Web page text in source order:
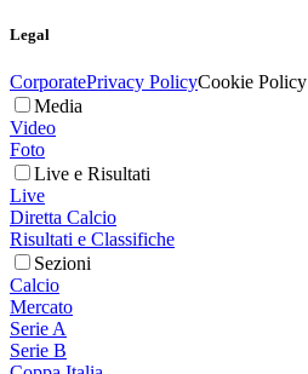
Legal
CorporatePrivacy PolicyCookie Policy
Media
Video
Foto
Live e Risultati
Live
Diretta Calcio
Risultati e Classifiche
Sezioni
Calcio
Mercato
Serie A
Serie B